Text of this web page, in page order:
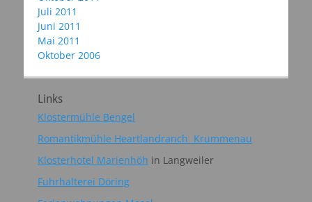
Juli 2011
Juni 2011
Mai 2011
Oktober 2006
Links
Klostermühle Bengel
Romantikmühle Heartlandranch Krummenau
Klosterhotel Marienhöh in Langweiler
Fuhrhalterei Döring